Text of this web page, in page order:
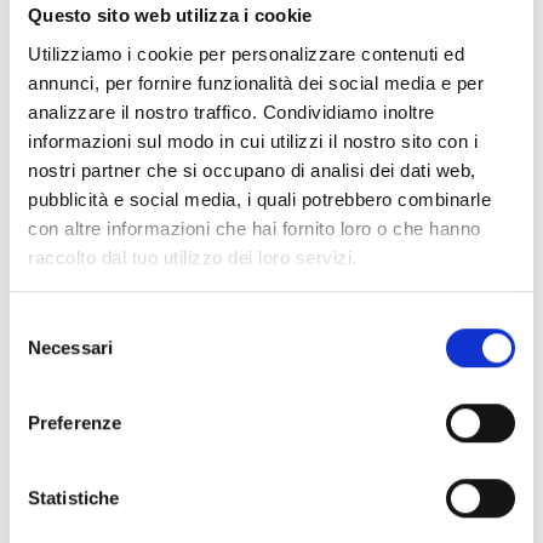
Questo sito web utilizza i cookie
Utilizziamo i cookie per personalizzare contenuti ed
annunci, per fornire funzionalità dei social media e per
analizzare il nostro traffico. Condividiamo inoltre
informazioni sul modo in cui utilizzi il nostro sito con i
nostri partner che si occupano di analisi dei dati web,
pubblicità e social media, i quali potrebbero combinarle
con altre informazioni che hai fornito loro o che hanno
raccolto dal tuo utilizzo dei loro servizi.
delNecessari
Preferenze
Statistiche
Diffusori acustici da
parete
Diffusori acustici da
parete Serie music
Diffusori acustici da